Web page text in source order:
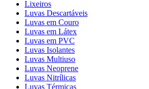
Lixeiros
Luvas Descartáveis
Luvas em Couro
Luvas em Látex
Luvas em PVC
Luvas Isolantes
Luvas Multiuso
Luvas Neoprene
Luvas Nitrílicas
Luvas Térmicas